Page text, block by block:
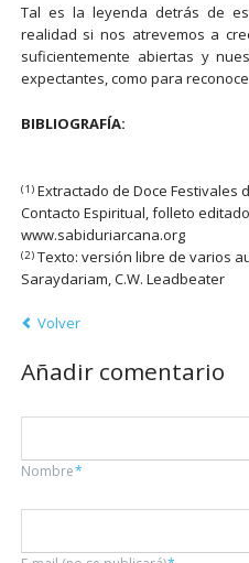
Tal es la leyenda detrás de
realidad si nos atrevemos a
suficientemente abiertas y
expectantes, como para
BIBLIOGRAFÍA:
(1)Extractado de Doce Festivales
Contacto Espiritual, folleto
www.sabiduriarcana.org
(2)Texto: versión libre de varios
Saraydariam, C.W. Leadbeater
Volver
Añadir comentario
Campo
Nombre*